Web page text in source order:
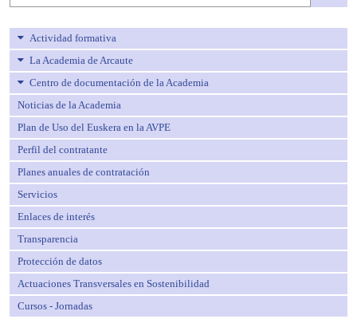
Actividad formativa
La Academia de Arcaute
Centro de documentación de la Academia
Noticias de la Academia
Plan de Uso del Euskera en la AVPE
Perfil del contratante
Planes anuales de contratación
Servicios
Enlaces de interés
Transparencia
Protección de datos
Actuaciones Transversales en Sostenibilidad
Cursos - Jornadas